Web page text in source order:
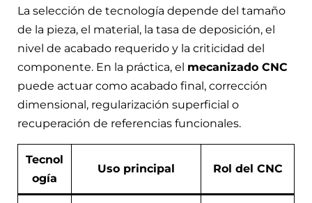
La selección de tecnología depende del tamaño
de la pieza, el material, la tasa de deposición, el
nivel de acabado requerido y la criticidad del
componente. En la práctica, el mecanizado CNC
puede actuar como acabado final, corrección
dimensional, regularización superficial o
recuperación de referencias funcionales.
Tecnol
ogía
Uso principal Rol del CNC